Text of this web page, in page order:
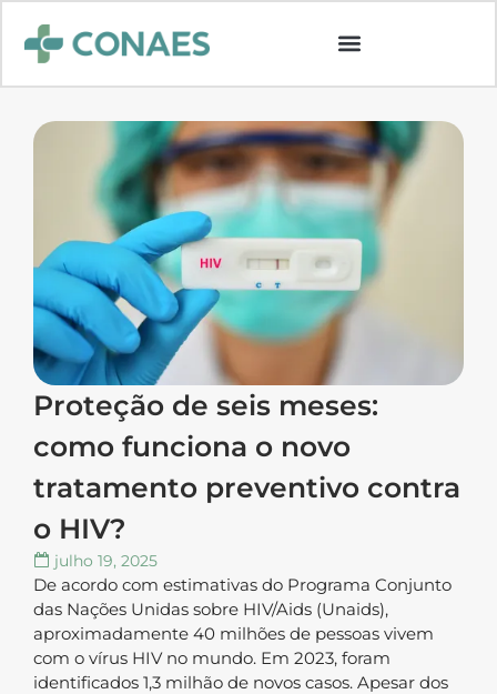
Proteção de seis meses:
como funciona o novo
tratamento preventivo contra
o HIV?
julho 19, 2025
De acordo com estimativas do Programa Conjunto
das Nações Unidas sobre HIV/Aids (Unaids),
aproximadamente 40 milhões de pessoas vivem
com o vírus HIV no mundo. Em 2023, foram
identificados 1,3 milhão de novos casos. Apesar dos